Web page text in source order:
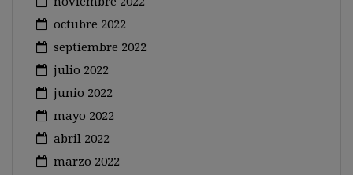
octubre 2022
septiembre 2022
julio 2022
junio 2022
mayo 2022
abril 2022
marzo 2022